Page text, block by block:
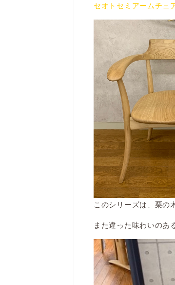
セオトセミアームチェ
このシリーズは、栗の
また違った味わいのあ